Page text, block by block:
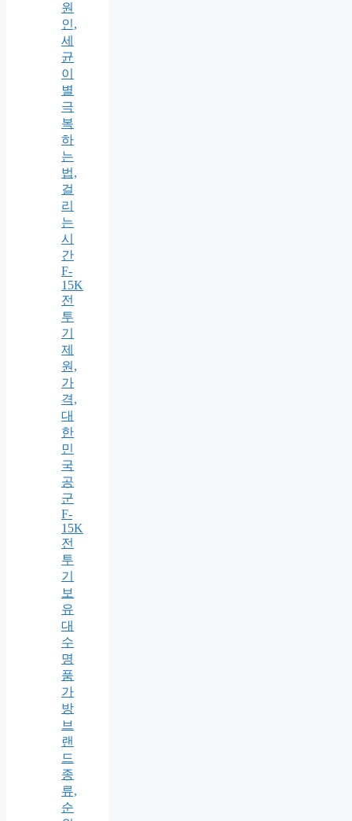
원
인,
세
균
이
별
극
복
하
는
법,
걸
리
는
시
간
F-
15K
전
투
기
제
원,
가
격,
대
한
민
국
공
군
F-
15K
전
투
기
보
유
대
수
명
품
가
방
브
랜
드
종
류,
순